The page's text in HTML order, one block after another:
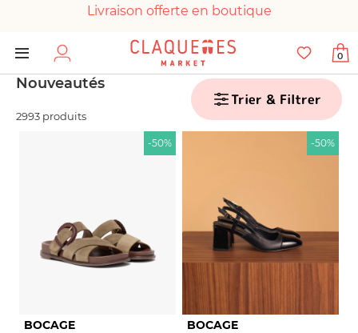
Livraison offerte en boutique
Paiement 100% sécurisé
Chaussures garanties en parfait état
0
Nouveautés
2993 produits
Trier & Filtrer
-50%
BOCAGE
-50%
BOCAGE